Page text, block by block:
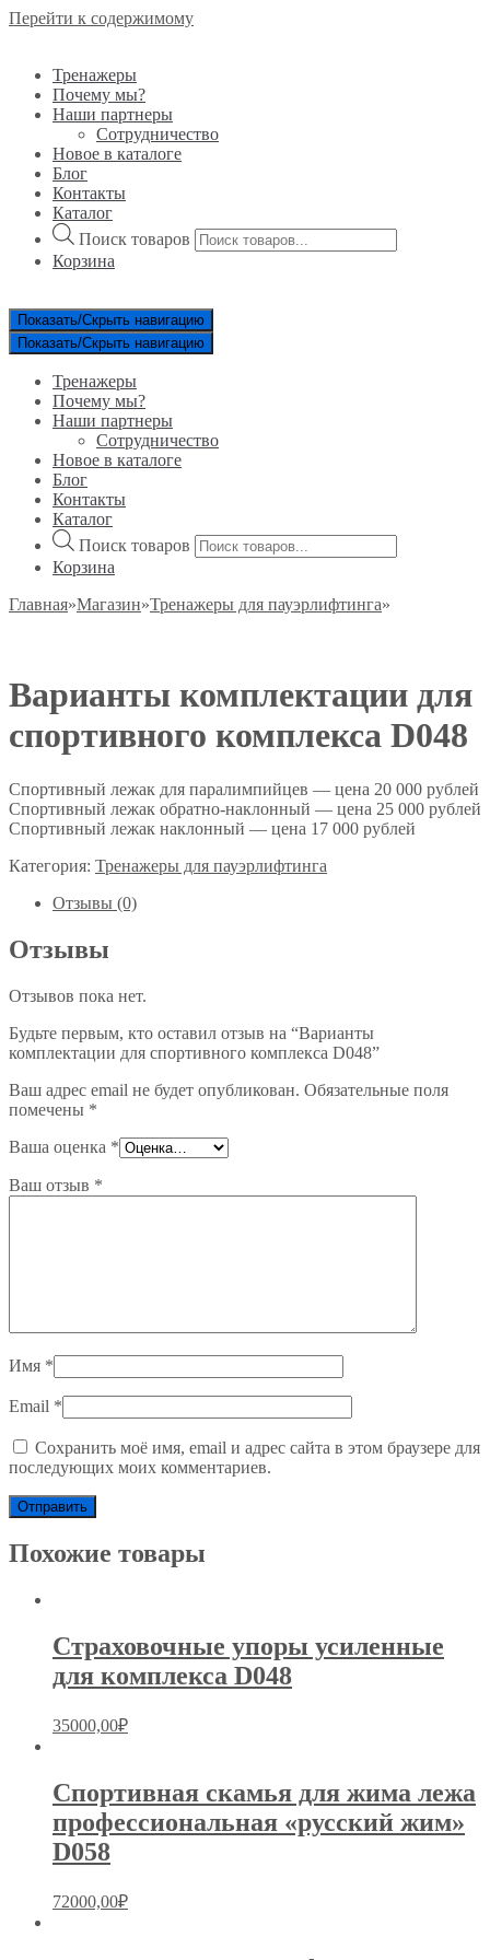
Перейти к содержимому
Тренажеры
Почему мы?
Наши партнеры
Сотрудничество
Новое в каталоге
Блог
Контакты
Каталог
Поиск товаров
Корзина
Показать/Скрыть навигацию
Показать/Скрыть навигацию
Тренажеры
Почему мы?
Наши партнеры
Сотрудничество
Новое в каталоге
Блог
Контакты
Каталог
Поиск товаров
Корзина
Главная»Магазин»Тренажеры для пауэрлифтинга»
Варианты комплектации для
спортивного комплекса D048
Спортивный лежак для паралимпийцев — цена 20 000 рублей
Спортивный лежак обратно-наклонный — цена 25 000 рублей
Спортивный лежак наклонный — цена 17 000 рублей
Категория: Тренажеры для пауэрлифтинга
Отзывы (0)
Отзывы
Отзывов пока нет.
Будьте первым, кто оставил отзыв на “Варианты
комплектации для спортивного комплекса D048”
Ваш адрес email не будет опубликован. Обязательные поля
помечены *
Ваша оценка *
Ваш отзыв *
Имя *
Email *
Сохранить моё имя, email и адрес сайта в этом браузере для
последующих моих комментариев.
Похожие товары
Страховочные упоры усиленные
для комплекса D048
35000,00₽
Спортивная скамья для жима лежа
профессиональная «русский жим»
D058
72000,00₽